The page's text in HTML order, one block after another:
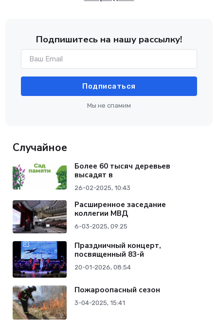
Подпишитесь на нашу рассылку!
Подписаться
Мы не спамим
Случайное
Более 60 тысяч деревьев
высадят в
26-02-2025, 10:43
Расширенное заседание
коллегии МВД
6-03-2025, 09:25
Праздничный концерт,
посвященный 83-й
20-01-2026, 08:54
Пожароопасный сезон
3-04-2025, 15:41